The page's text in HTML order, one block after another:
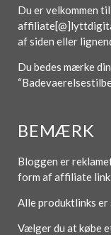
Du er velkommen
af siden eller
Du bedes mærke
BEMÆRK
Bloggen er
form af affiliate
Alle produktlinks
Vælger du at købe